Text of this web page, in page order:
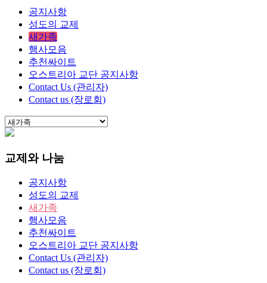
공지사항
성도의 교제
새가족
행사모음
추천싸이트
오스트리아 교단 공지사항
Contact Us (관리자)
Contact us (장로회)
교제와 나눔
공지사항
성도의 교제
새가족
행사모음
추천싸이트
오스트리아 교단 공지사항
Contact Us (관리자)
Contact us (장로회)